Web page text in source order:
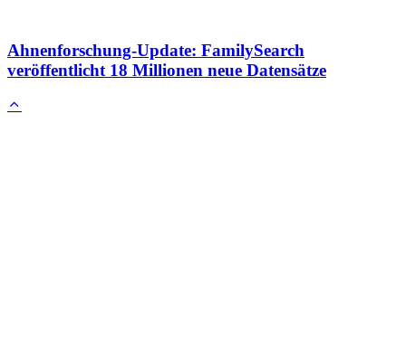
Ahnenforschung-Update: FamilySearch
veröffentlicht 18 Millionen neue Datensätze